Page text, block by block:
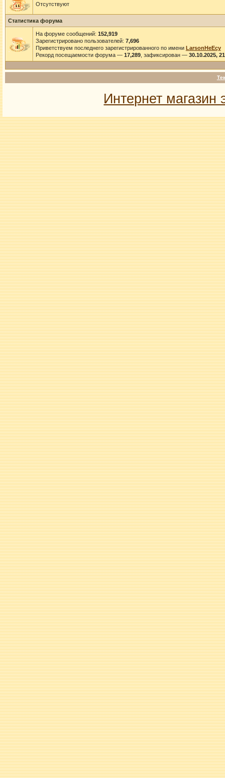
Отсутствуют
Статистика форума
На форуме сообщений: 152,919
Зарегистрировано пользователей: 7,696
Приветствуем последнего зарегистрированного по имени LarsonHeEcy
Рекорд посещаемости форума — 17,289, зафиксирован — 30.10.2025,
Интернет